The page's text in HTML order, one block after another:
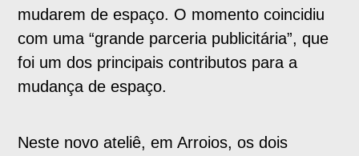
mudarem de espaço. O momento coincidiu
com uma “grande parceria publicitária”, que
foi um dos principais contributos para a
mudança de espaço.
Neste novo ateliê, em Arroios, os dois